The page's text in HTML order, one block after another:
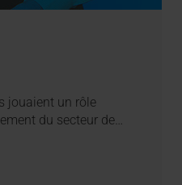
jouaient un rôle
du secteur de…